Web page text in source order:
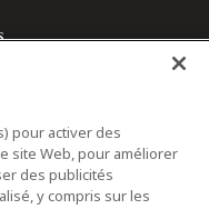
pour activer des
site Web, pour améliorer
des publicités
y compris sur les